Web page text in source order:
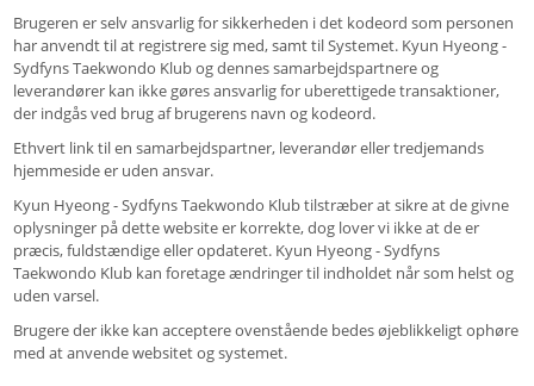
Brugeren er selv ansvarlig for sikkerheden i det kodeord som personen
har anvendt til at registrere sig med, samt til Systemet. Kyun Hyeong -
Sydfyns Taekwondo Klub og dennes samarbejdspartnere og
leverandører kan ikke gøres ansvarlig for uberettigede transaktioner,
der indgås ved brug af brugerens navn og kodeord.
Ethvert link til en samarbejdspartner, leverandør eller tredjemands
hjemmeside er uden ansvar.
Kyun Hyeong - Sydfyns Taekwondo Klub tilstræber at sikre at de givne
oplysninger på dette website er korrekte, dog lover vi ikke at de er
præcis, fuldstændige eller opdateret. Kyun Hyeong - Sydfyns
Taekwondo Klub kan foretage ændringer til indholdet når som helst og
uden varsel.
Brugere der ikke kan acceptere ovenstående bedes øjeblikkeligt ophøre
med at anvende websitet og systemet.